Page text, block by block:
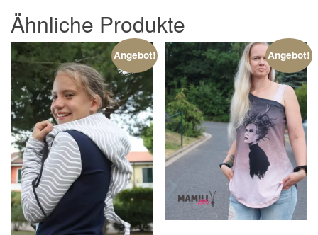
Ähnliche Produkte
Angebot! Angebot!